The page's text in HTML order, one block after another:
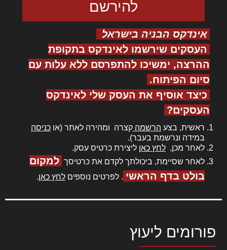
אינדקס הבניה בישראל
העסקים שירשמו לאינדקס בתקופת
ההרצה, ימשיכו להתפרסם ללא עלות עם
סיום הפיתוח.
כיצד אוסיף את העסק שלי לאינדקס
העסקים?
ראשית, בצע הרשמה קצרה ומהירה לאתר (או כניסה
במידה ונרשמת בעבר).
לאחר מכן, לחץ כאן ליצירת כרטיס עסק.
לאחר שסיימת, ביכולתך לקדם את כרטיסך למקום
בולט בדף הראשי . לפרטים נוספים לחץ כאן.
פורומים ליעוץ